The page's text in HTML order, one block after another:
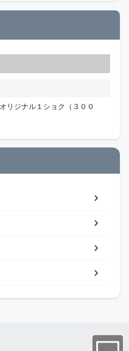
リジナル１ショク（３００